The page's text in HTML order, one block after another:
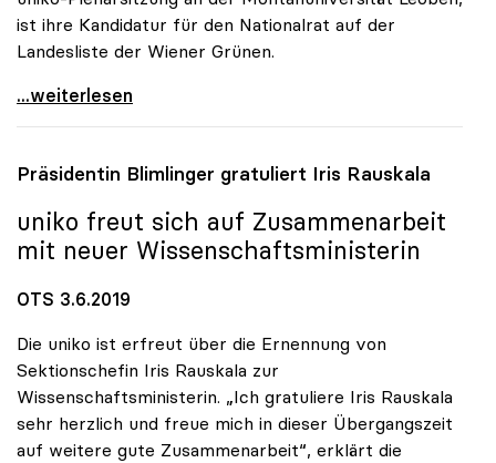
ist ihre Kandidatur für den Nationalrat auf der
Landesliste der Wiener Grünen.
uniko: Eva Blimlinger legt Vorsitz mit 1. Juli
...weiterlesen
Präsidentin Blimlinger gratuliert Iris Rauskala
uniko freut sich auf Zusammenarbeit
mit neuer Wissenschaftsministerin
OTS 3.6.2019
Die uniko ist erfreut über die Ernennung von
Sektionschefin Iris Rauskala zur
Wissenschaftsministerin. „Ich gratuliere Iris Rauskala
sehr herzlich und freue mich in dieser Übergangszeit
auf weitere gute Zusammenarbeit“, erklärt die